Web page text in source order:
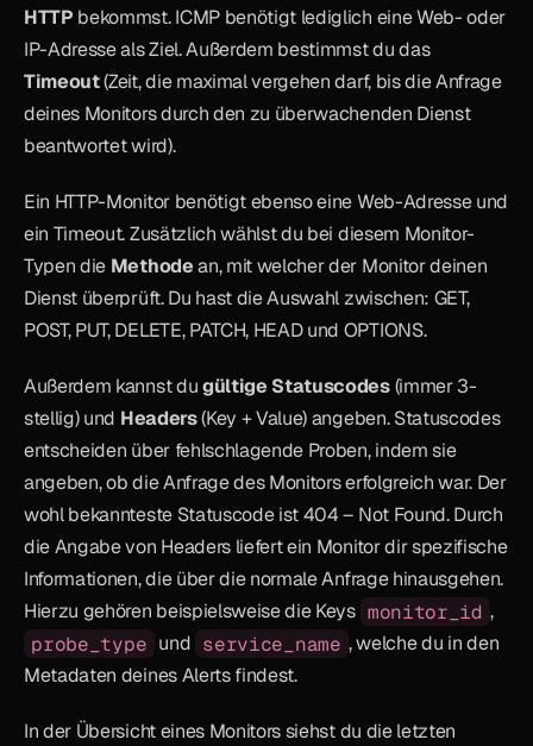
HTTP bekommst. ICMP benötigt lediglich eine Web- oder
IP-Adresse als Ziel. Außerdem bestimmst du das
Timeout (Zeit, die maximal vergehen darf, bis die Anfrage
deines Monitors durch den zu überwachenden Dienst
beantwortet wird).
Ein HTTP-Monitor benötigt ebenso eine Web-Adresse und
ein Timeout. Zusätzlich wählst du bei diesem Monitor-
Typen die Methode an, mit welcher der Monitor deinen
Dienst überprüft. Du hast die Auswahl zwischen: GET,
POST, PUT, DELETE, PATCH, HEAD und OPTIONS.
Außerdem kannst du gültige Statuscodes (immer 3-
stellig) und Headers (Key + Value) angeben. Statuscodes
entscheiden über fehlschlagende Proben, indem sie
angeben, ob die Anfrage des Monitors erfolgreich war. Der
wohl bekannteste Statuscode ist 404 – Not Found. Durch
die Angabe von Headers liefert ein Monitor dir spezifische
Informationen, die über die normale Anfrage hinausgehen.
Hierzu gehören beispielsweise die Keys monitor_id ,
probe_type und service_name , welche du in den
Metadaten deines Alerts findest.
In der Übersicht eines Monitors siehst du die letzten